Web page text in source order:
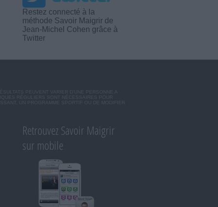
Restez connecté à la
méthode Savoir Maigrir de
Jean-Michel Cohen grâce à
Twitter
PEUVENT VARIER D'UNE PERSONNE A
RÉGULIERS SONT NÉCESSAIRES POUR
UN PROGRAMME SPORTIF OU DE MODIFIER
Retrouvez Savoir Maigrir
sur mobile